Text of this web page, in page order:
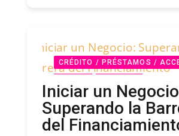
CRÉDITO / PRÉSTAMOS /
Iniciar un
Superando la
del